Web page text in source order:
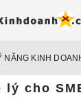
NĂNG KINH
cho